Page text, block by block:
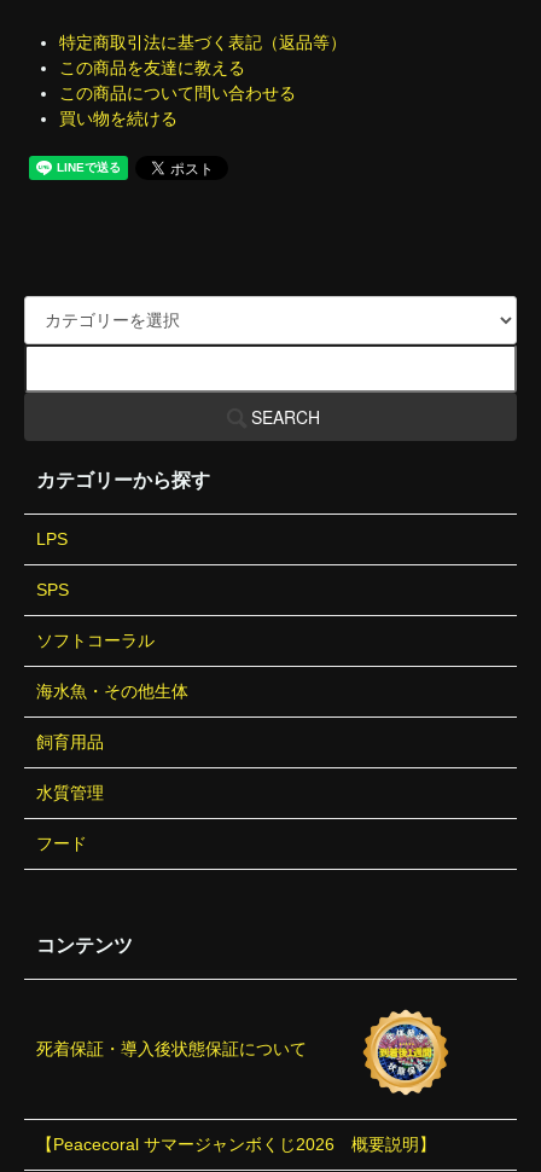
特定商取引法に基づく表記（返品等）
この商品を友達に教える
この商品について問い合わせる
買い物を続ける
SEARCH
カテゴリーから探す
LPS
SPS
ソフトコーラル
海水魚・その他生体
飼育用品
水質管理
フード
コンテンツ
死着保証・導入後状態保証について
【Peacecoral サマージャンボくじ2026 概要説明】